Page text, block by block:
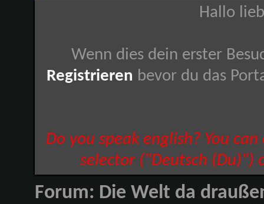
Hallo
Wenn dies dein erster
Registrieren bevor du das
Do you speak english? You
selector ("Deutsch (Du)")
Forum: Die Welt da